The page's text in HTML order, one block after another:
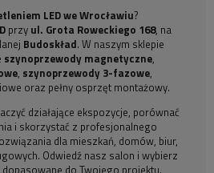
LED we Wrocławiu?
przy ul. Grota Roweckiego 168, na
Budoskład. W naszym sklepie
szynoprzewody magnetyczne,
, szynoprzewody 3-fazowe,
oraz pełny osprzęt montażowy.
działające ekspozycje, porównać
i skorzystać z profesjonalnego
dla mieszkań, domów, biur,
Odwiedź nasz salon i wybierz